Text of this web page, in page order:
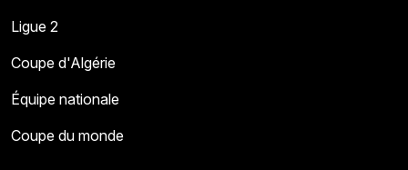
Ligue 2
Coupe d'Algérie
Équipe nationale
Coupe du monde